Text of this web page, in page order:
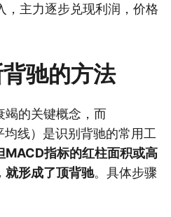
，主力逐步兑现利润，价格
驰的方法
竭的关键概念，而
线）是识别背驰的常用工
MACD指标的红柱面积或高
就形成了顶背驰。具体步骤